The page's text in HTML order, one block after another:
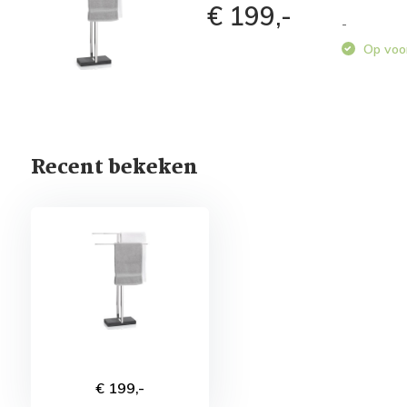
€ 199,-
-
Op
Recent bekeken
€ 199,-